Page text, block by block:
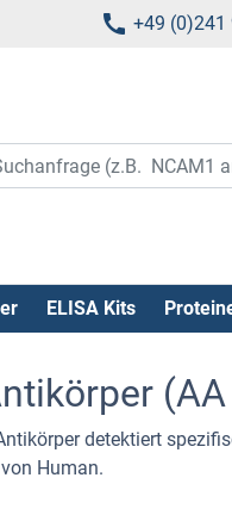
+49 (0)241
ELISA Kits
detektiert
Human.